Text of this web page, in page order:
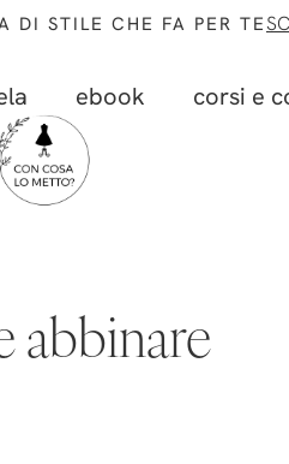
DI STILE CHE FA PER TE
ebook corsi e
abbinare